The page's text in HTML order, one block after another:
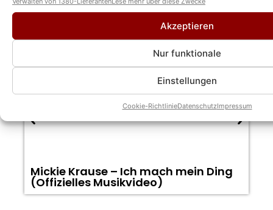
Akzeptieren
Nur funktionale
Einstellungen
Cookie-RichtlinieDatenschutzImpressum
Musikvideos von Mickie Krause
Mickie Krause – Ich mach mein Ding
(Offizielles Musikvideo)